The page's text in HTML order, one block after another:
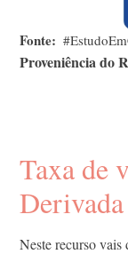
Fonte
Proveniência do
Taxa de
Neste recurso vais